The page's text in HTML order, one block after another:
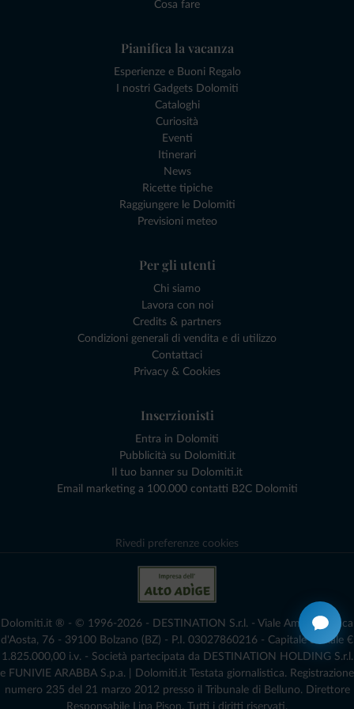
Cosa fare
Pianifica la vacanza
Esperienze e Buoni Regalo
I nostri Gadgets Dolomiti
Cataloghi
Curiosità
Eventi
Itinerari
News
Ricette tipiche
Raggiungere le Dolomiti
Previsioni meteo
Per gli utenti
Chi siamo
Lavora con noi
Credits & partners
Condizioni generali di vendita e di utilizzo
Contattaci
Privacy & Cookies
Inserzionisti
Entra in Dolomiti
Pubblicità su Dolomiti.it
Il tuo banner su Dolomiti.it
Email marketing a 100.000 contatti B2C Dolomiti
Rivedi preferenze cookies
Dolomiti.it ® - © 1996-2026 - DESTINATION S.r.l. - Viale Amedeo Duca
d'Aosta, 76 - 39100 Bolzano (BZ) - P.I. 03027860216 - Capitale Sociale €
1.825.000,00 i.v. - Società partecipata da DESTINATION HOLDING S.r.l.
e FUNIVIE ARABBA S.p.a. | Dolomiti.it Testata giornalistica. Registrazione
numero 235 del 21 marzo 2012 presso il Tribunale di Belluno.­ Direttore
Responsabile Lina Pison. Tutti i diritti riservati.